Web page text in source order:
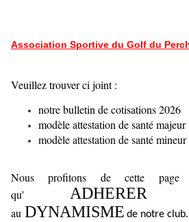
Association Sportive du Golf du
Veuillez trouver ci joint :
notre bulletin de cotisations 2026
modèle attestation de santé majeur
modèle attestation de santé mineur
Nous profitons de cette page
qu'
ADHERER
au DYNAMISME de notre